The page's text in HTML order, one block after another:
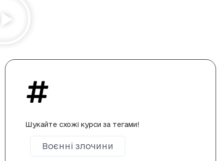
Шукайте схожі курси за тегами!
Воєнні злочини